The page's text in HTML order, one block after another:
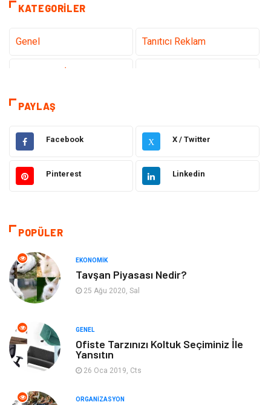
KATEGORILER
Genel Tanıtıcı Reklam
teknoloji
Hukuk Giyim
Elektronik Makine
Sağlıklı Yaşam
Otomotiv
Tatil
Yeme & İçme Spor
PAYLAŞ
Facebook X X / Twitter
Pinterest Linkedin
POPÜLER
EKONOMIK
Tavşan Piyasası Nedir?
25 Ağu 2020, Sal
GENEL
Ofiste Tarzınızı Koltuk Seçiminiz İle
Yansıtın
26 Oca 2019, Cts
ORGANIZASYON